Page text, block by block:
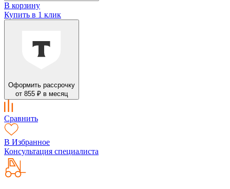
В корзину
Купить в 1 клик
Оформить рассрочку
от 855 ₽ в месяц
Сравнить
В Избранное
Консультация специалиста